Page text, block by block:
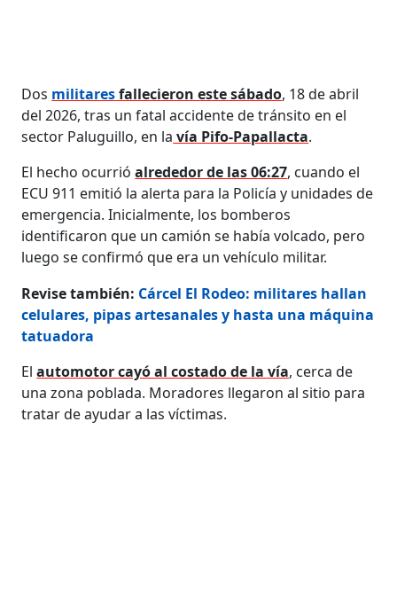
Dos militaresfallecieron este sábado, 18 de abril
del 2026, tras un fatal accidente de tránsito en el
sector Paluguillo, en la vía Pifo-Papallacta.
El hecho ocurrióalrededor de las 06:27, cuando el
ECU 911 emitió la alerta para la Policía y unidades de
emergencia. Inicialmente, los bomberos
identificaron que un camión se había volcado, pero
luego se confirmó que era un vehículo militar.
Revise también: Cárcel El Rodeo: militares hallan
celulares, pipas artesanales y hasta una máquina
tatuadora
Elautomotor cayó al costado de la vía, cerca de
una zona poblada. Moradores llegaron al sitio para
tratar de ayudar a las víctimas.